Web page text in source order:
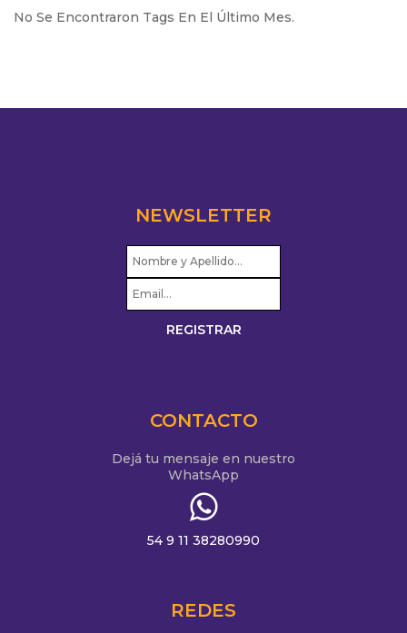
No Se Encontraron Tags En El Último Mes.
NEWSLETTER
CONTACTO
Dejá tu mensaje en nuestro
WhatsApp
54 9 11 38280990
REDES